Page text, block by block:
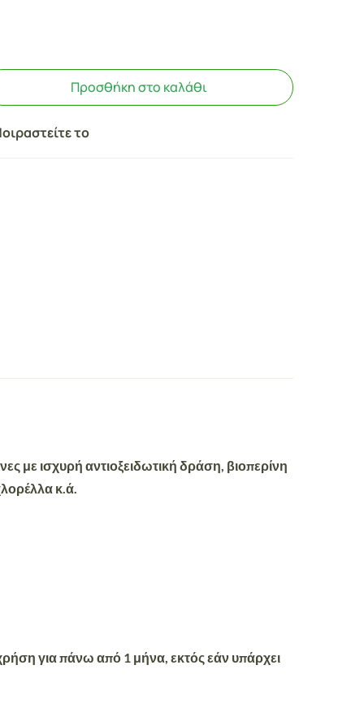
Προσθήκη στο καλάθι
το
με ισχυρή αντιοξειδωτική δράση, βιοπερίνη
κ.ά.
για πάνω από 1 μήνα, εκτός εάν υπάρχει